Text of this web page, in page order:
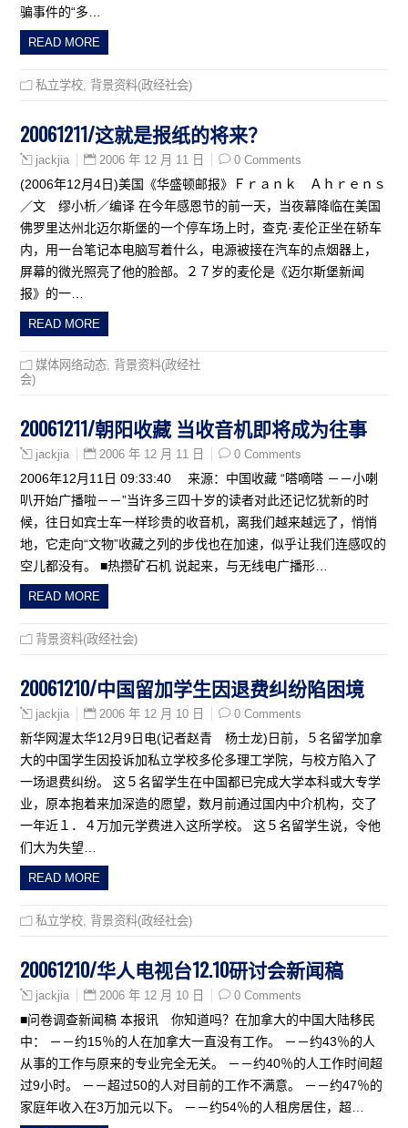
骗事件的“多…
READ MORE
私立学校 背景资料(政经社会)
20061211/这就是报纸的将来？
jackjia 2006 年 12 月 11 日 0 Comments
(2006年12月4日)美国《华盛顿邮报》Ｆｒａｎｋ Ａｈｒｅｎｓ
／文 缪小析／编译 在今年感恩节的前一天，当夜幕降临在美国
佛罗里达州北迈尔斯堡的一个停车场上时，查克·麦伦正坐在轿车
内，用一台笔记本电脑写着什么，电源被接在汽车的点烟器上，
屏幕的微光照亮了他的脸部。２７岁的麦伦是《迈尔斯堡新闻
报》的一…
READ MORE
媒体网络动态 背景资料(政经社
会)
20061211/朝阳收藏 当收音机即将成为往事
jackjia 2006 年 12 月 11 日 0 Comments
2006年12月11日 09:33:40 来源：中国收藏 “嗒嘀嗒 －－小喇
叭开始广播啦－－”当许多三四十岁的读者对此还记忆犹新的时
候，往日如宾士车一样珍贵的收音机，离我们越来越远了，悄悄
地，它走向“文物”收藏之列的步伐也在加速，似乎让我们连感叹的
空儿都没有。 ■热攒矿石机 说起来，与无线电广播形…
READ MORE
背景资料(政经社会)
20061210/中国留加学生因退费纠纷陷困境
jackjia 2006 年 12 月 10 日 0 Comments
新华网渥太华12月9日电(记者赵青 杨士龙)日前，５名留学加拿
大的中国学生因投诉加私立学校多伦多理工学院，与校方陷入了
一场退费纠纷。 这５名留学生在中国都已完成大学本科或大专学
业，原本抱着来加深造的愿望，数月前通过国内中介机构，交了
一年近１．４万加元学费进入这所学校。 这５名留学生说，令他
们大为失望…
READ MORE
私立学校 背景资料(政经社会)
20061210/华人电视台12.10研讨会新闻稿
jackjia 2006 年 12 月 10 日 0 Comments
■问卷调查新闻稿 本报讯 你知道吗？在加拿大的中国大陆移民
中： －－约15％的人在加拿大一直没有工作。 －－约43％的人
从事的工作与原来的专业完全无关。 －－约40％的人工作时间超
过9小时。 －－超过50的人对目前的工作不满意。 －－约47％的
家庭年收入在3万加元以下。 －－约54％的人租房居住，超…